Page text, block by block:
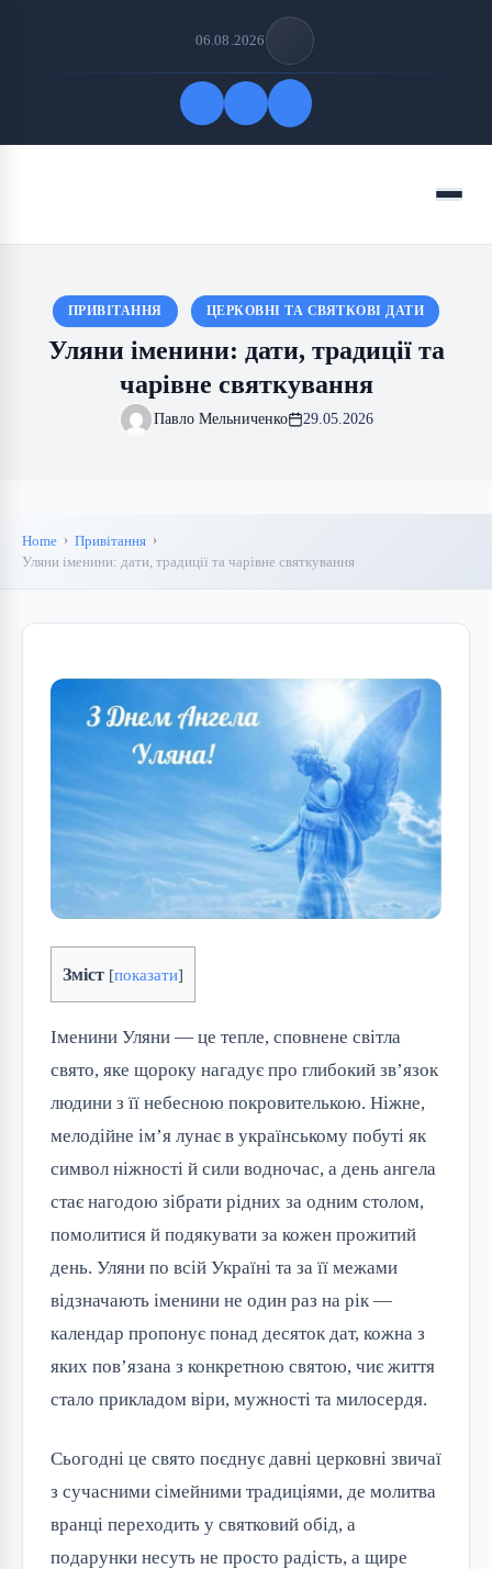
06.08.2026
Menu
ПРИВІТАННЯ ЦЕРКОВНІ ТА СВЯТКОВІ ДАТИ
Уляни іменини: дати, традиції та
чарівне святкування
Павло Мельниченко 29.05.2026
Home
Привітання
Уляни іменини: дати, традиції та чарівне святкування
Зміст [показати]
Іменини Уляни — це тепле, сповнене світла
свято, яке щороку нагадує про глибокий зв’язок
людини з її небесною покровителькою. Ніжне,
мелодійне ім’я лунає в українському побуті як
символ ніжності й сили водночас, а день ангела
стає нагодою зібрати рідних за одним столом,
помолитися й подякувати за кожен прожитий
день. Уляни по всій Україні та за її межами
відзначають іменини не один раз на рік —
календар пропонує понад десяток дат, кожна з
яких пов’язана з конкретною святою, чиє життя
стало прикладом віри, мужності та милосердя.
Сьогодні це свято поєднує давні церковні звичаї
з сучасними сімейними традиціями, де молитва
вранці переходить у святковий обід, а
подарунки несуть не просто радість, а щире